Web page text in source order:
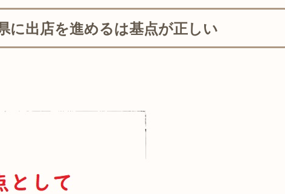
に出店を進めるは基点が正しい